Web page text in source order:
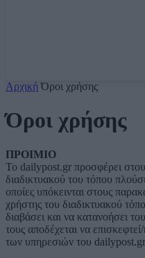
Αρχική Όροι χρήσης
Όροι χρήσης
ΠΡΟΙΜΙΟ
Το dailypost.gr προσφέρει
διαδικτυακού του τόπου
οποίες υπόκεινται στους
χρήστης του διαδικτυακού
διαβάσει και να κατανοήσει
τους αποδέχεται να
των υπηρεσιών του dailypost.gr